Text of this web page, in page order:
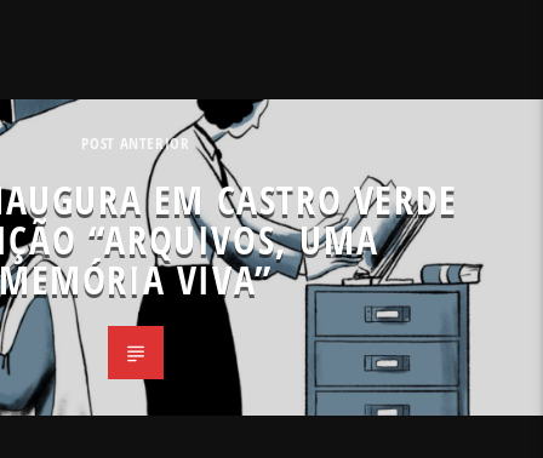
POST ANTERIOR
EM CASTRO VERDE
“ARQUIVOS, UMA
MEMÓRIA VIVA”